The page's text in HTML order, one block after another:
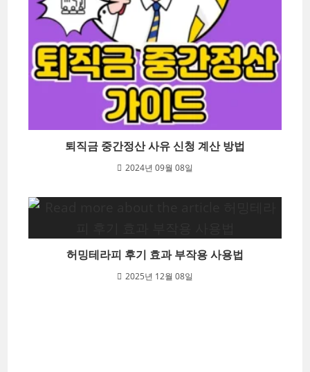
퇴직금 중간정산 사유 신청 계산 방법
2024년 09월 08일
허밍테라피 후기 효과 부작용 사용법
2025년 12월 08일